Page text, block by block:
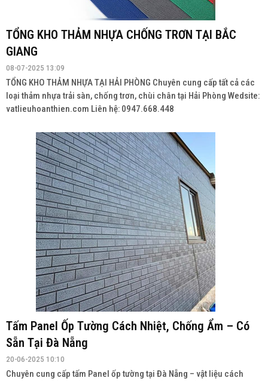
TỔNG KHO THẢM NHỰA CHỐNG TRƠN TẠI BẮC
GIANG
08-07-2025 13:09
TỔNG KHO THẢM NHỰA TẠI HẢI PHÒNG Chuyên cung cấp tất cả các
loại thảm nhựa trải sàn, chống trơn, chùi chân tại Hải Phòng Wedsite:
vatlieuhoanthien.com Liên hệ: 0947.668.448
Tấm Panel Ốp Tường Cách Nhiệt, Chống Ẩm – Có
Sẵn Tại Đà Nẵng
20-06-2025 10:10
Chuyên cung cấp tấm Panel ốp tường tại Đà Nẵng – vật liệu cách